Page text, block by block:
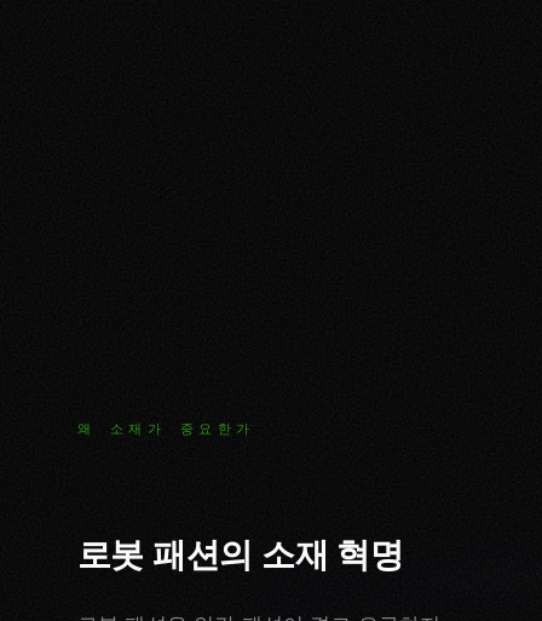
왜 소재가 중요한가
로봇 패션의 소재 혁명